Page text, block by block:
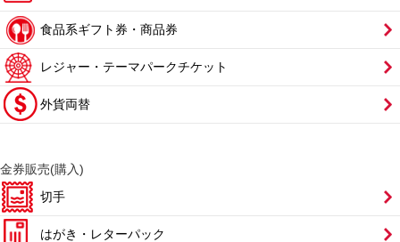
食品系ギフト券・商品券
レジャー・テーマパークチケット
外貨両替
金券販売(購入)
切手
はがき・レターパック